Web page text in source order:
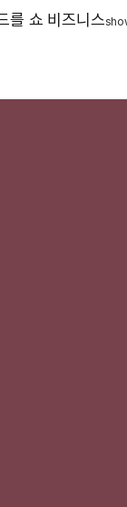
를 쇼 비즈니스